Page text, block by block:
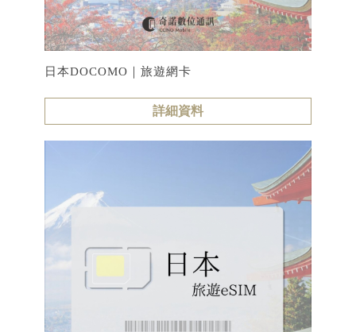
日本DOCOMO｜旅遊網卡
詳細資料